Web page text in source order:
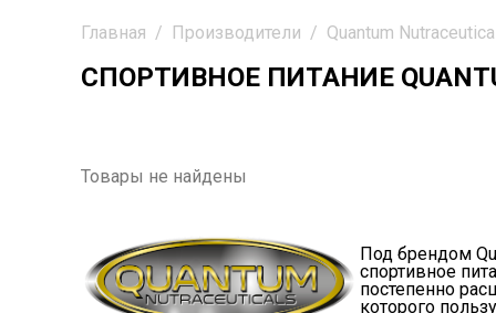
Главная / Производители / Quantum
СПОРТИВНОЕ ПИТАНИЕ
Товары не найдены
Под брендом
спортивное
постепенно
которого